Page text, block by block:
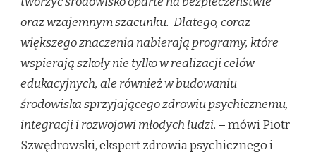
oraz wzajemnym szacunku. Dlatego, coraz
większego znaczenia nabierają programy, które
wspierają szkoły nie tylko w realizacji celów
edukacyjnych, ale również w budowaniu
środowiska sprzyjającego zdrowiu psychicznemu,
integracji i rozwojowi młodych ludzi. – mówi Piotr
Szwędrowski, ekspert zdrowia psychicznego i